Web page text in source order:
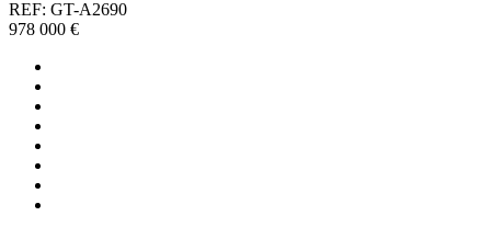
REF: GT-A2690
978 000 €